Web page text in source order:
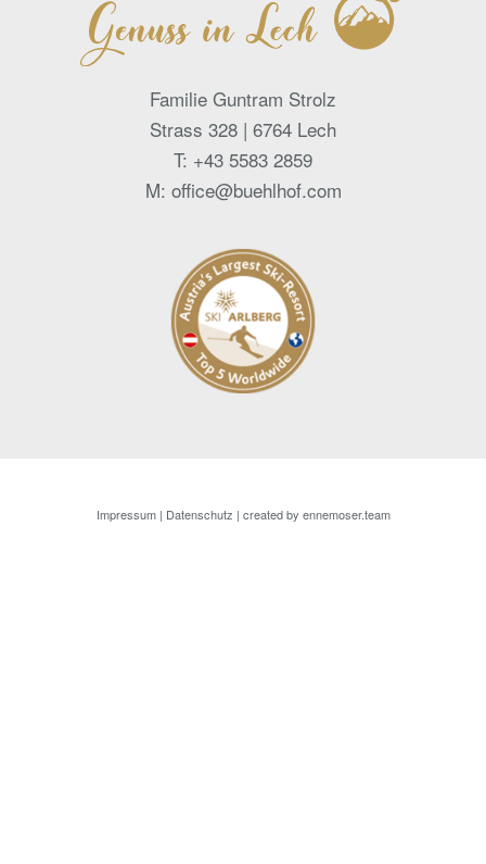
Familie Guntram Strolz
Strass 328 | 6764 Lech
T: +43 5583 2859
M: office@buehlhof.com
Impressum| Datenschutz | created by ennemoser.team